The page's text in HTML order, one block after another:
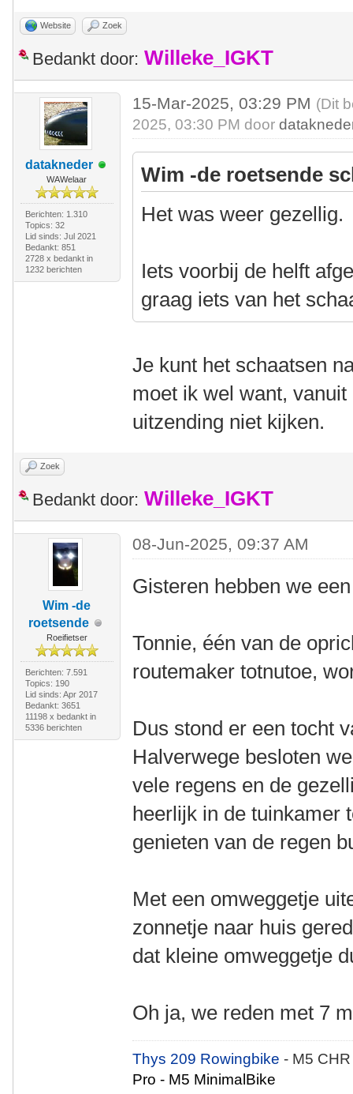
Website Zoek
Bedankt door: Willeke_IGKT
datakneder
WAWelaar
Berichten: 1.310
Topics: 32
Lid sinds: Jul 2021
Bedankt: 851
2728 x bedankt in
1232 berichten
15-Mar-2025, 03:29 PM (Dit
2025, 03:30 PM door
Wim -de roetsende
Het was weer gezellig.
Iets voorbij de helft
graag iets van het
Je kunt het schaatsen
moet ik wel want,
uitzending niet kijken.
Zoek
Bedankt door: Willeke_IGKT
Wim -de
roetsende
Roeifietser
Berichten: 7.591
Topics: 190
Lid sinds: Apr 2017
Bedankt: 3651
11198 x bedankt in
5336 berichten
08-Jun-2025, 09:37 AM
Gisteren hebben we
Tonnie, één van de
routemaker totnutoe,
Dus stond er een tocht
Halverwege besloten
vele regens en de
heerlijk in de tuinkamer
genieten van de regen
Met een omweggetje
zonnetje naar huis
dat kleine omweggetje
Oh ja, we reden met 7
Thys 209 Rowingbike- M5
Pro - M5 MinimalBike